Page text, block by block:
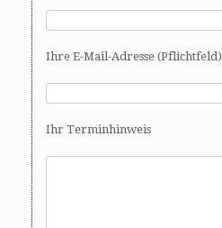
Ihre E-Mail-Adresse (Pflichtfeld)
Ihr Terminhinweis